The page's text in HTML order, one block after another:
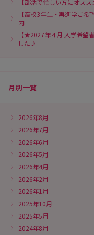
【部活で忙しい方にオス
【高校3年生・再進学ご
内
【★2027年４月 入学希望
した♪
月別一覧
2026年8月
2026年7月
2026年6月
2026年5月
2026年4月
2026年2月
2026年1月
2025年10月
2025年5月
2024年8月